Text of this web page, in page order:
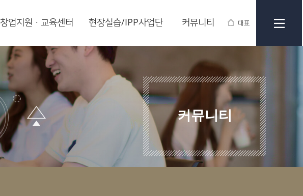
대표
창업지원·교육센터 현장실습/IPP사업단 커뮤니티
커뮤니티